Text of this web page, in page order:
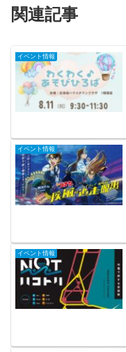
関連記事
イベント情報
イベント情報
イベント情報